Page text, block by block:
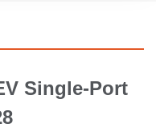
Single-Port